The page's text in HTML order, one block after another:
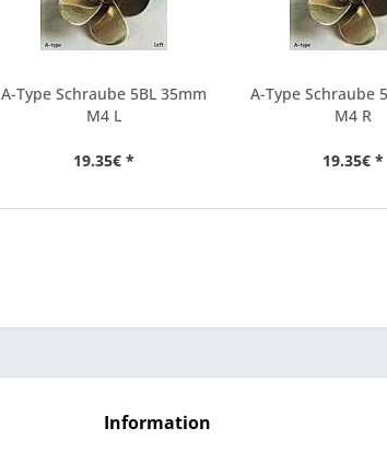
A-Type Schraube 5BL 35mm
M4 L
19.35€ *
A-Type Schraube
M4 R
19.35€ *
Information